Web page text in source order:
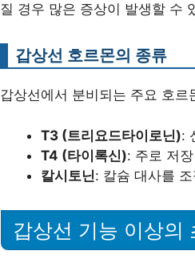
질 경우 많은 증상이 발생할 수
갑상선 호르몬의 종류
갑상선에서 분비되는 주요 호르
T3 (트리요드타이로닌):
T4 (타이록신): 주로 저
칼시토닌: 칼슘 대사를
갑상선 기능 이상의